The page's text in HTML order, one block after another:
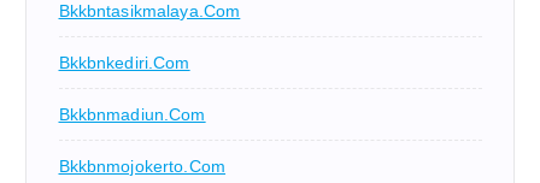
Bkkbntasikmalaya.com
Bkkbnkediri.com
Bkkbnmadiun.com
Bkkbnmojokerto.com